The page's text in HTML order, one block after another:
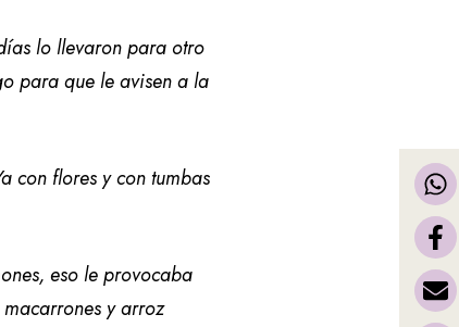
lo llevaron para otro
para que le avisen a la
con flores y con tumbas
eso le provocaba
y arroz